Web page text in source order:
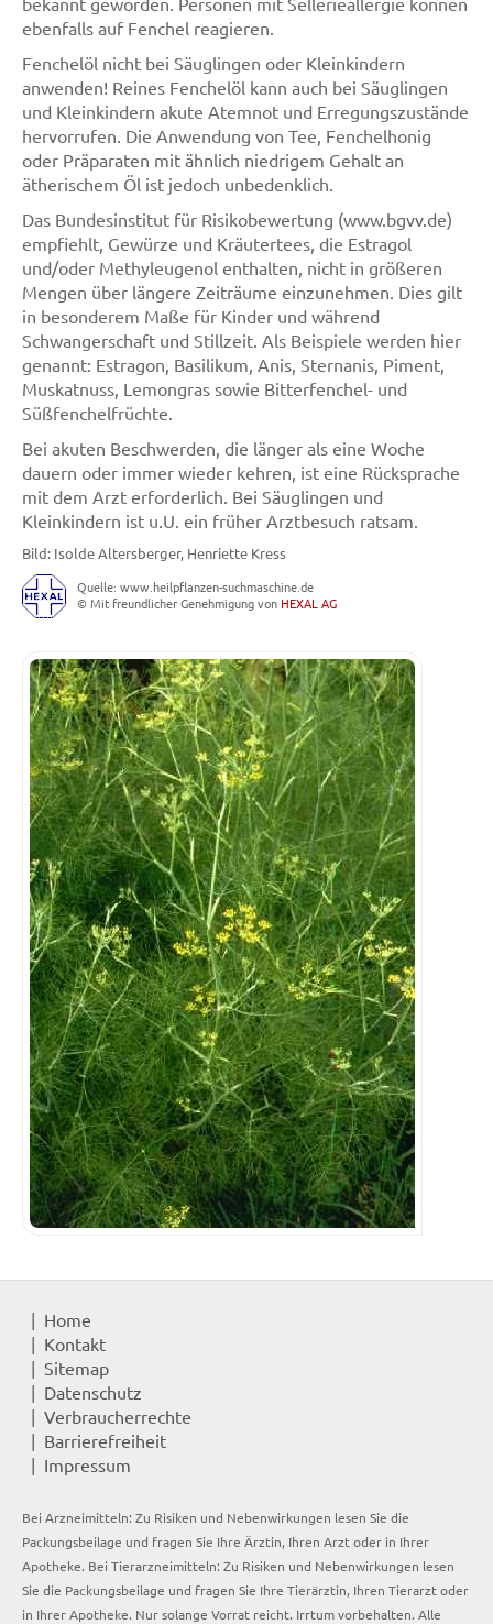
ebenfalls auf Fenchel reagieren.
Fenchelöl nicht bei Säuglingen oder Kleinkindern
anwenden! Reines Fenchelöl kann auch bei Säuglingen
und Kleinkindern akute Atemnot und Erregungszustände
hervorrufen. Die Anwendung von Tee, Fenchelhonig
oder Präparaten mit ähnlich niedrigem Gehalt an
ätherischem Öl ist jedoch unbedenklich.
Das Bundesinstitut für Risikobewertung (www.bgvv.de)
empfiehlt, Gewürze und Kräutertees, die Estragol
und/oder Methyleugenol enthalten, nicht in größeren
Mengen über längere Zeiträume einzunehmen. Dies gilt
in besonderem Maße für Kinder und während
Schwangerschaft und Stillzeit. Als Beispiele werden hier
genannt: Estragon, Basilikum, Anis, Sternanis, Piment,
Muskatnuss, Lemongras sowie Bitterfenchel- und
Süßfenchelfrüchte.
Bei akuten Beschwerden, die länger als eine Woche
dauern oder immer wieder kehren, ist eine Rücksprache
mit dem Arzt erforderlich. Bei Säuglingen und
Kleinkindern ist u.U. ein früher Arztbesuch ratsam.
Bild: Isolde Altersberger, Henriette Kress
Quelle: www.heilpflanzen-suchmaschine.de
© Mit freundlicher Genehmigung von HEXAL AG
Home
Kontakt
Sitemap
Datenschutz
Verbraucherrechte
Barrierefreiheit
Impressum
Bei Arzneimitteln: Zu Risiken und Nebenwirkungen lesen Sie die
Packungsbeilage und fragen Sie Ihre Ärztin, Ihren Arzt oder in Ihrer
Apotheke. Bei Tierarzneimitteln: Zu Risiken und Nebenwirkungen lesen
Sie die Packungsbeilage und fragen Sie Ihre Tierärztin, Ihren Tierarzt oder
in Ihrer Apotheke. Nur solange Vorrat reicht. Irrtum vorbehalten. Alle